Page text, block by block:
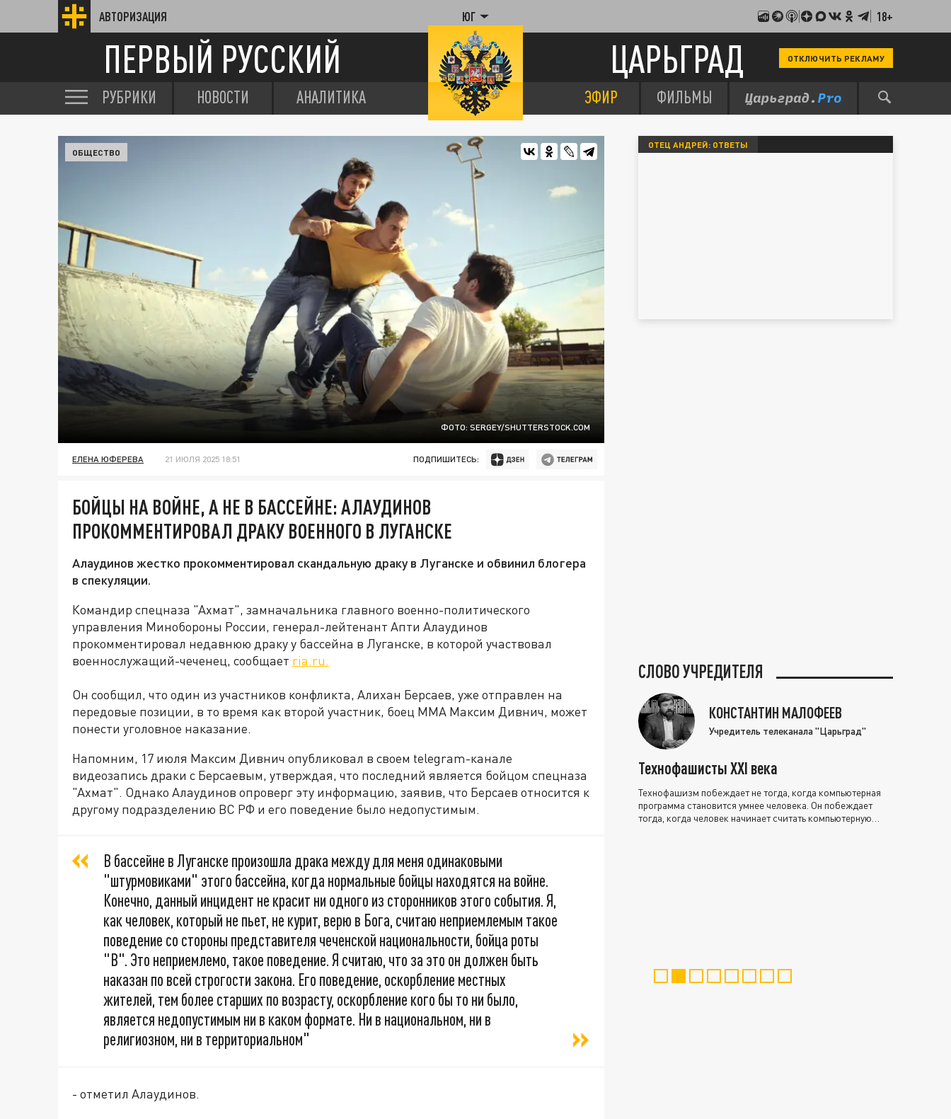
АВТОРИЗАЦИЯ ЮГ 18+
ПЕРВЫЙ РУССКИЙ ЦАРЬГРАД ОТКЛЮЧИТЬ РЕКЛАМУ
РУБРИКИ НОВОСТИ АНАЛИТИКА ЭФИР ФИЛЬМЫ
ФОТО: SERGEY/SHUTTERSTOCK.COM
ОБЩЕСТВО
ЕЛЕНА ЮФЕРЕВА 21 ИЮЛЯ 2025 18:51 ПОДПИШИТЕСЬ:
БОЙЦЫ НА ВОЙНЕ, А НЕ В БАССЕЙНЕ: АЛАУДИНОВ
ПРОКОММЕНТИРОВАЛ ДРАКУ ВОЕННОГО В ЛУГАНСКЕ
Алаудинов жестко прокомментировал скандальную драку в Луганске и обвинил блогера
в спекуляции.
Командир спецназа "Ахмат", замначальника главного военно-политического
управления Минобороны России, генерал-лейтенант Апти Алаудинов
прокомментировал недавнюю драку у бассейна в Луганске, в которой участвовал
военнослужащий-чеченец, сообщает ria.ru.
Он сообщил, что один из участников конфликта, Алихан Берсаев, уже отправлен на
передовые позиции, в то время как второй участник, боец ММА Максим Дивнич, может
понести уголовное наказание.
Напомним, 17 июля Максим Дивнич опубликовал в своем telegram-канале
видеозапись драки с Берсаевым, утверждая, что последний является бойцом спецназа
"Ахмат". Однако Алаудинов опроверг эту информацию, заявив, что Берсаев относится к
другому подразделению ВС РФ и его поведение было недопустимым.
В бассейне в Луганске произошла драка между для меня одинаковыми
"штурмовиками" этого бассейна, когда нормальные бойцы находятся на войне.
Конечно, данный инцидент не красит ни одного из сторонников этого события. Я,
как человек, который не пьет, не курит, верю в Бога, считаю неприемлемым такое
поведение со стороны представителя чеченской национальности, бойца роты
"В". Это неприемлемо, такое поведение. Я считаю, что за это он должен быть
наказан по всей строгости закона. Его поведение, оскорбление местных
жителей, тем более старших по возрасту, оскорбление кого бы то ни было,
является недопустимым ни в каком формате. Ни в национальном, ни в
религиозном, ни в территориальном"
- отметил Алаудинов.
ОТЕЦ АНДРЕЙ: ОТВЕТЫ
СЛОВО УЧРЕДИТЕЛЯ
КОНСТАНТИН МАЛОФЕЕВ
Учредитель телеканала "Царьград"
Технофашисты XXI века
Технофашизм побеждает не тогда, когда компьютерная
программа становится умнее человека. Он побеждает
тогда, когда человек начинает считать компьютерную